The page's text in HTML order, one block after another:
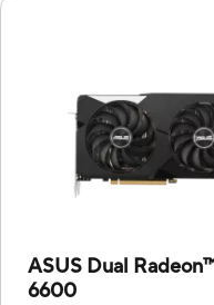
ASUS Dual
6600